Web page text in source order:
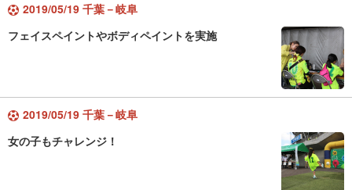
2019/05/19 千葉－岐阜
フェイスペイントやボディペイントを実施
2019/05/19 千葉－岐阜
女の子もチャレンジ！